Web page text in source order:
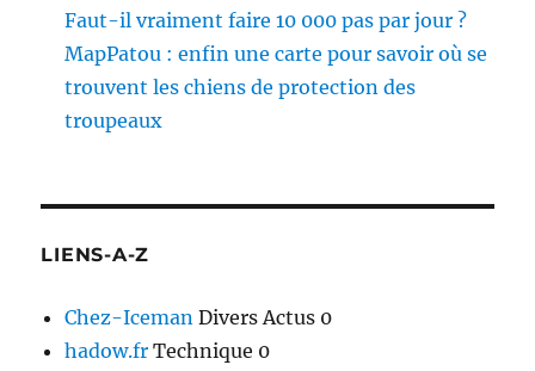
Faut-il vraiment faire 10 000 pas par jour ?
MapPatou : enfin une carte pour savoir où se
trouvent les chiens de protection des
troupeaux
LIENS-A-Z
Chez-Iceman Divers Actus 0
hadow.fr Technique 0